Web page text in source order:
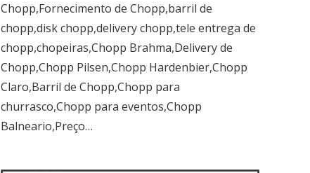
Chopp,Fornecimento de Chopp,barril de
chopp,disk chopp,delivery chopp,tele entrega de
chopp,chopeiras,Chopp Brahma,Delivery de
Chopp,Chopp Pilsen,Chopp Hardenbier,Chopp
Claro,Barril de Chopp,Chopp para
churrasco,Chopp para eventos,Chopp
Balneario,Preço…